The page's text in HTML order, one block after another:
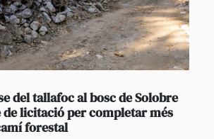
del tallafoc al bosc de Solobre
de licitació per completar més
forestal